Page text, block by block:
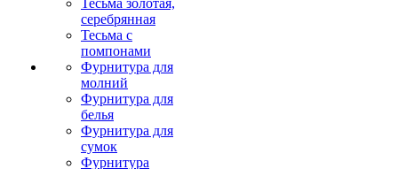
Тесьма золотая,
серебрянная
Тесьма с
помпонами
Фурнитура для
молний
Фурнитура для
белья
Фурнитура для
сумок
Фурнитура